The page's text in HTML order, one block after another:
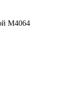
М4064